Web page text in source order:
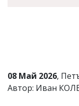
08 Май 2026,
Автор: Иван